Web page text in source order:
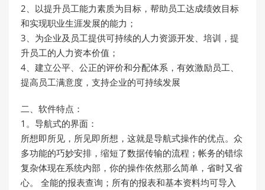
2、以提升员工能力素质为目标，帮助员工达成绩效目标
和实现职业生涯发展的能力；
3、为企业及员工提供可持续的人力资源开发、培训，提
升员工的人力资本价值；
4、建立公平、公正的评价和分配体系，有效激励员工、
提高员工满意度，支持企业的可持续发展
二、软件特点：
1。导航式的界面：
所想即所见，所见即所想，这就是导航式操作的优点。众
多功能的巧妙安排，缩短了数据传输的流程；帐务的错综
复杂体现在系统内部，你的操作依然那么简单，省时又省
心。 全能的报表查询；所有的报表和基本资料均可导入